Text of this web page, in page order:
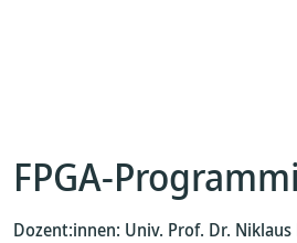
FPGA-
Dozent:innen: Univ. Prof. Dr.